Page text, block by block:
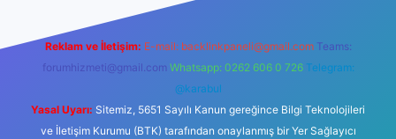
Reklam ve İletişim: E-mail: backlinkpaneli@gmail.com Teams:
forumhizmeti@gmail.com Whatsapp: 0262 606 0 726 Telegram:
@karabul
Yasal Uyarı: Sitemiz, 5651 Sayılı Kanun gereğince Bilgi Teknolojileri
ve İletişim Kurumu (BTK) tarafından onaylanmış bir Yer Sağlayıcı